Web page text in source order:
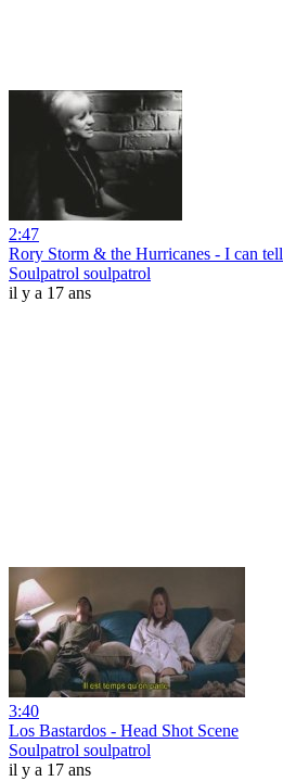
2:47
Rory Storm & the Hurricanes - I can tell
Soulpatrol soulpatrol
il y a 17 ans
3:40
Los Bastardos - Head Shot Scene
Soulpatrol soulpatrol
il y a 17 ans